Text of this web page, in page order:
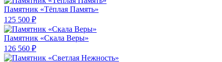
Памятник «Тёплая Память»
125 500 ₽
Памятник «Скала Веры»
126 560 ₽